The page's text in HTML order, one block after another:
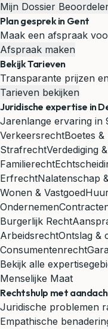
Mijn Dossier
Plan gesprek in Gent
Maak een afspraak
Afspraak maken
Bekijk Tarieven
Transparante prijzen
Tarieven bekijken
Juridische expertise in
Jarenlange ervaring in
VerkeersrechtBoetes &
StrafrechtVerdediging
Familierecht
ErfrechtNalatenschap
Wonen & Vastgoed
Ondernemen
Burgerlijk Recht
ArbeidsrechtOntslag &
Consumentenrecht
Bekijk alle
Menselijke Maat
Rechtshulp met
Juridische problemen
Empathische